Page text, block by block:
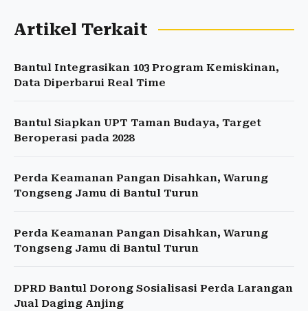
Artikel Terkait
Bantul Integrasikan 103 Program Kemiskinan,
Data Diperbarui Real Time
Bantul Siapkan UPT Taman Budaya, Target
Beroperasi pada 2028
Perda Keamanan Pangan Disahkan, Warung
Tongseng Jamu di Bantul Turun
Perda Keamanan Pangan Disahkan, Warung
Tongseng Jamu di Bantul Turun
DPRD Bantul Dorong Sosialisasi Perda Larangan
Jual Daging Anjing